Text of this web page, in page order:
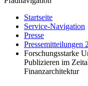
Startseite
Service-Navigation
Presse
Pressemitteilungen
Forschungsstarke
Publizieren im
Finanzarchitektur